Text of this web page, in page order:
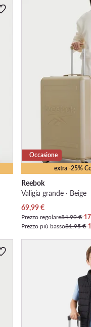
extra -25%
Occasione
Reebok
Valigia grande · Beige
Prezzo attuale
69,99€
Prezzo regolare84,99 €-
Prezzo più basso81,95 €-